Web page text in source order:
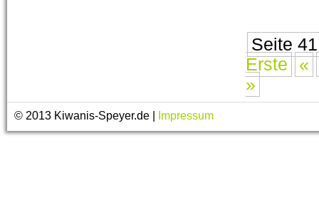
Seite
Erste
«
»
© 2013 Kiwanis-Speyer.de | Impressum